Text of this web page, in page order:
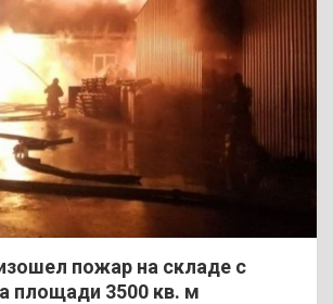
пожар на складе с
площади 3500 кв. м